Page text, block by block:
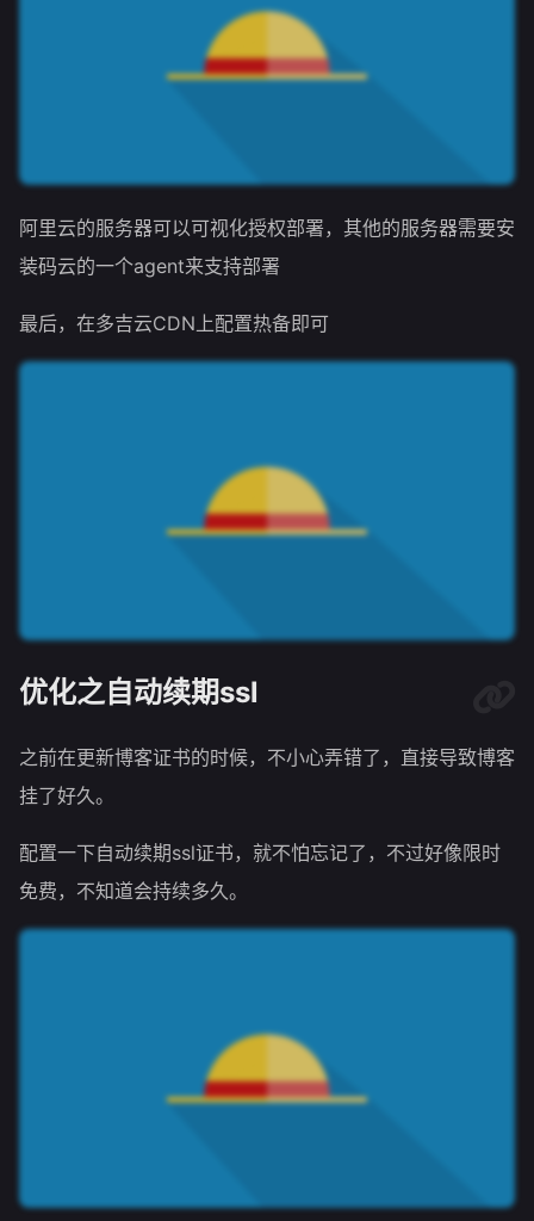
阿里云的服务器可以可视化授权部署，其他的服务器需要安
装码云的一个agent来支持部署
最后，在多吉云CDN上配置热备即可
优化之自动续期ssl
之前在更新博客证书的时候，不小心弄错了，直接导致博客
挂了好久。
配置一下自动续期ssl证书，就不怕忘记了，不过好像限时
免费，不知道会持续多久。